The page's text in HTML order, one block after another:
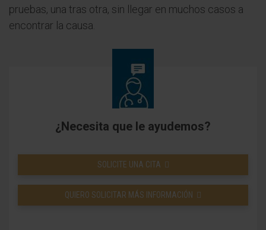
pruebas, una tras otra, sin llegar en muchos casos a
encontrar la causa.
¿Necesita que le ayudemos?
SOLICITE UNA CITA
QUIERO SOLICITAR MÁS INFORMACIÓN